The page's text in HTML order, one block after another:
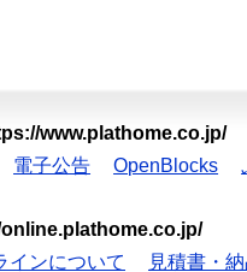
www.plathome.co.jp/
電子公告 OpenBlocks
インについて
見積書・